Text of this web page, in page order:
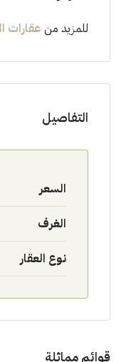
للمزيد من عقارات
التفاصيل
السعر
الغرف
نوع العقار
قوائم مماثلة